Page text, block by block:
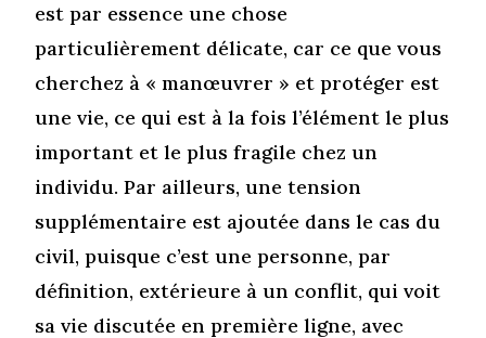
est par essence une chose
particulièrement délicate, car ce que vous
cherchez à « manœuvrer » et protéger est
une vie, ce qui est à la fois l’élément le plus
important et le plus fragile chez un
individu. Par ailleurs, une tension
supplémentaire est ajoutée dans le cas du
civil, puisque c’est une personne, par
définition, extérieure à un conflit, qui voit
sa vie discutée en première ligne, avec